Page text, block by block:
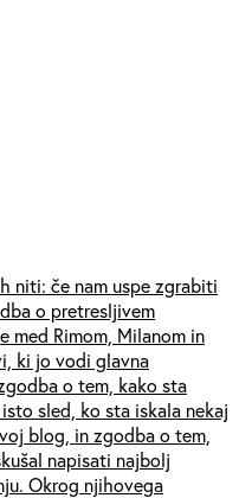
niti: če nam uspe zgrabiti
o pretresljivem
med Rimom, Milanom in
ki jo vodi glavna
o tem, kako sta
sled, ko sta iskala nekaj
blog, in zgodba o tem,
napisati najbolj
Okrog njihovega